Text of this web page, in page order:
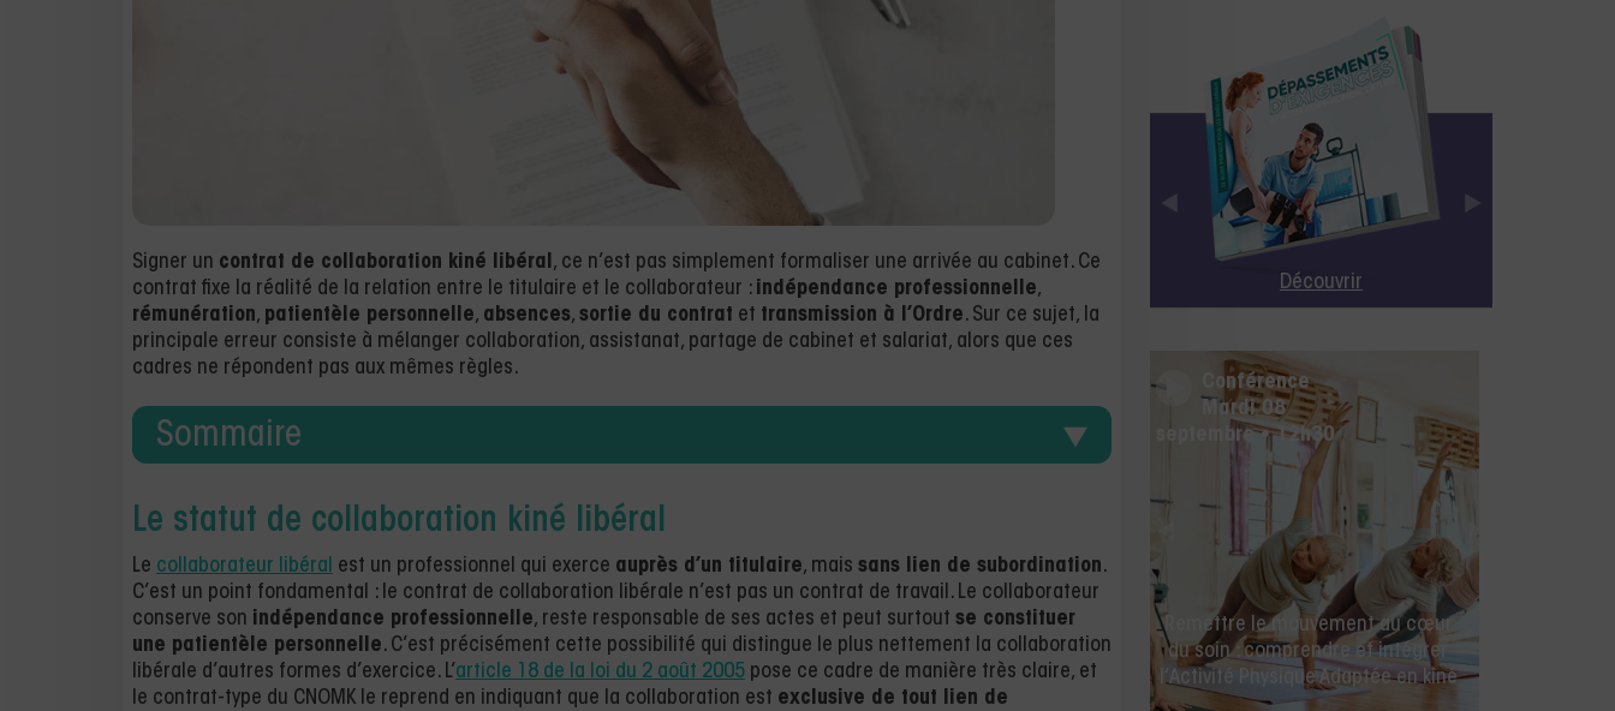
Signer un contrat de collaboration kiné libéral, ce n’est pas simplement formaliser une arrivée au cabinet. Ce
contrat fixe la réalité de la relation entre le titulaire et le collaborateur : indépendance professionnelle,
rémunération, patientèle personnelle, absences, sortie du contrat et transmission à l’Ordre. Sur ce sujet, la
principale erreur consiste à mélanger collaboration, assistanat, partage de cabinet et salariat, alors que ces
cadres ne répondent pas aux mêmes règles.
Sommaire
Le statut de collaboration kiné libéral
Le collaborateur libéral est un professionnel qui exerce auprès d’un titulaire, mais sans lien de subordination.
C’est un point fondamental : le contrat de collaboration libérale n’est pas un contrat de travail. Le collaborateur
conserve son indépendance professionnelle, reste responsable de ses actes et peut surtout se constituer
une patientèle personnelle. C’est précisément cette possibilité qui distingue le plus nettement la collaboration
libérale d’autres formes d’exercice. L’article 18 de la loi du 2 août 2005 pose ce cadre de manière très claire, et
le contrat-type du CNOMK le reprend en indiquant que la collaboration est exclusive de tout lien de
Découvrir
Conférence
Mercredi 26 août • 14h00
🚀 La rentrée des kinés commence
ici ! IA, facturation électronique et
toutes les nouveautés Milo.